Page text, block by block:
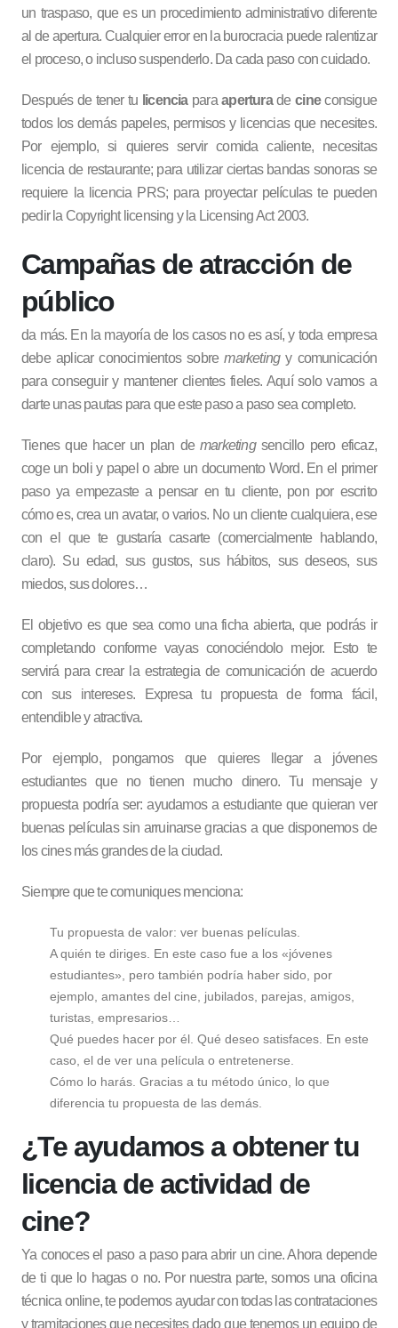
un traspaso, que es un procedimiento administrativo diferente
al de apertura. Cualquier error en la burocracia puede ralentizar
el proceso, o incluso suspenderlo. Da cada paso con cuidado.
Después de tener tu licencia paraaperturadecineconsigue
todos los demás papeles, permisos y licencias que necesites.
Por ejemplo, si quieres servir comida caliente, necesitas
licencia de restaurante; para utilizar ciertas bandas sonoras se
requiere la licencia PRS; para proyectar películas te pueden
pedir la Copyright licensing y la Licensing Act 2003.
Campañas de atracción de
público
da más. En la mayoría de los casos no es así, y toda empresa
debe aplicar conocimientos sobremarketingy comunicación
para conseguir y mantener clientes fieles. Aquí solo vamos a
darte unas pautas para que este paso a paso sea completo.
Tienes que hacer un plan demarketing sencillo pero eficaz,
coge un boli y papel o abre un documento Word. En el primer
paso ya empezaste a pensar en tu cliente, pon por escrito
cómo es, crea un avatar, o varios. No un cliente cualquiera, ese
con el que te gustaría casarte (comercialmente hablando,
claro). Su edad, sus gustos, sus hábitos, sus deseos, sus
miedos, sus dolores…
El objetivo es que sea como una ficha abierta, que podrás ir
completando conforme vayas conociéndolo mejor. Esto te
servirá para crear la estrategia de comunicación de acuerdo
con sus intereses. Expresa tu propuesta de forma fácil,
entendible y atractiva.
Por ejemplo, pongamos que quieres llegar a jóvenes
estudiantes que no tienen mucho dinero. Tu mensaje y
propuesta podría ser: ayudamos a estudiante que quieran ver
buenas películas sin arruinarse gracias a que disponemos de
los cines más grandes de la ciudad.
Siempre que te comuniques menciona:
Tu propuesta de valor: ver buenas películas.
A quién te diriges. En este caso fue a los «jóvenes
estudiantes», pero también podría haber sido, por
ejemplo, amantes del cine, jubilados, parejas, amigos,
turistas, empresarios…
Qué puedes hacer por él. Qué deseo satisfaces. En este
caso, el de ver una película o entretenerse.
Cómo lo harás. Gracias a tu método único, lo que
diferencia tu propuesta de las demás.
¿Te ayudamos a obtener tu
licencia de actividad de
cine?
Ya conoces el paso a paso para abrir un cine. Ahora depende
de ti que lo hagas o no. Por nuestra parte, somos una oficina
técnica online, te podemos ayudar con todas las contrataciones
y tramitaciones que necesites dado que tenemos un equipo de